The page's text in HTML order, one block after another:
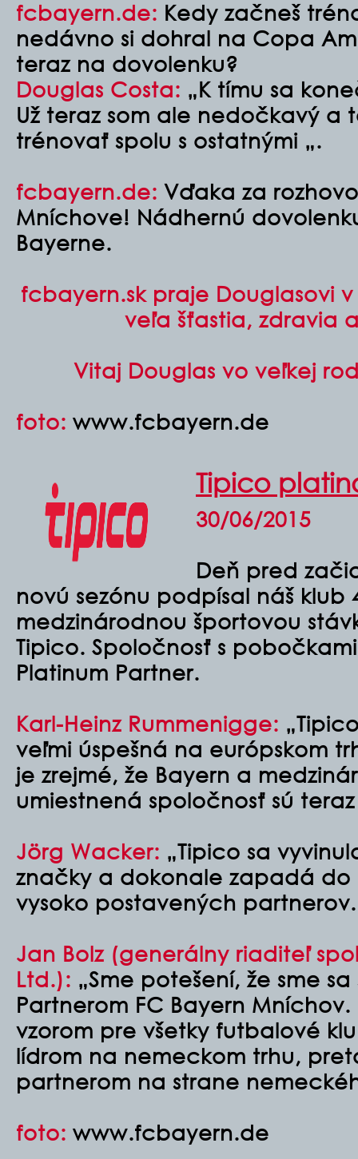
fcbayern.de: Kedy začneš
nedávno si dohral na Copa
teraz na dovolenku?
Douglas Costa: „K tímu sa
Už teraz som ale nedočkavý a
trénovať spolu s ostatnými „.
fcbayern.de: Vďaka za
Mníchove! Nádhernú
Bayerne.
fcbayern.sk praje Douglasovi
veľa šťastia, zdravia
Vitaj Douglas vo veľkej
foto: www.fcbayern.de
Tipico
30/06/2015
Deň pred
novú sezónu podpísal náš klub
medzinárodnou športovou
Tipico. Spoločnosť s
Platinum Partner.
Karl-Heinz Rummenigge:
veľmi úspešná na európskom
je zrejmé, že Bayern a
umiestnená spoločnosť sú
Jörg Wacker: „Tipico sa
značky a dokonale zapadá do
vysoko postavených
Jan Bolz (generálny riaditeľ
Ltd.): „Sme potešení, že sme
Partnerom FC Bayern
vzorom pre všetky futbalové
lídrom na nemeckom trhu,
partnerom na strane
foto: www.fcbayern.de